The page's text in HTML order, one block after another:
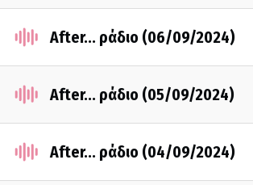
After... ράδιο (06/09/2024)
After... ράδιο (05/09/2024)
After... ράδιο (04/09/2024)